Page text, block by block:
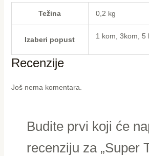
Težina 0,2 kg
Izaberi popust 1 kom, 3kom, 5
Recenzije
Još nema komentara.
Budite prvi koji će
recenziju za „Super